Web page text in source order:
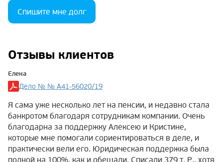
Спишите мне долг
Отзывы клиентов
Елена
Дело № № А41-56020/19
Я сама уже несколько лет на пенсии, и недавно стала
банкротом благодаря сотрудникам компании. Очень
благодарна за поддержку Алексею и Кристине,
которые мне помогали сориентироваться в деле, и
практически вели его. Юридическая поддержка была